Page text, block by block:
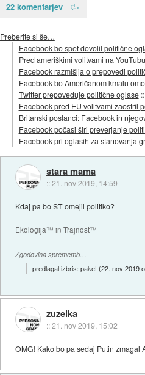
22 komentarjev
Preberite si še…
Facebook bo spet dovolil politične
Pred ameriškimi volitvami na
Facebook razmišlja o prepovedi
Facebook bo Američanom kmalu
Twitter prepoveduje politične oglase ::
Facebook pred EU volitvami zaostril
Britanski poslanci: Facebook in
Facebook počasi širi preverjanje
Facebook pri oglasih za stanovanja
stara mama
::21. nov 2019, 14:59
Kdaj pa bo ST omejil politiko?
Ekologija™ in Trajnost™
Zgodovina sprememb…
predlagal izbris:paket(22. nov 2019
zuzelka
::21. nov 2019, 15:02
OMG! Kako bo pa sedaj Putin zmagal